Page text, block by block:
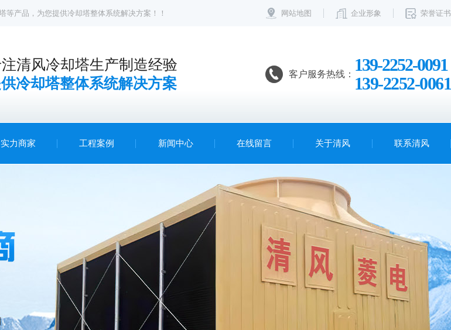
等产品，为您提供冷却塔整体系统解决方案！！ 网站地图 企业形象 荣誉证书
清风冷却塔生产制造经验
冷却塔整体系统解决方案
客户服务热线： 139-2252-0091
139-2252-0061
实力商家 工程案例 新闻中心 在线留言 关于清风 联系清风